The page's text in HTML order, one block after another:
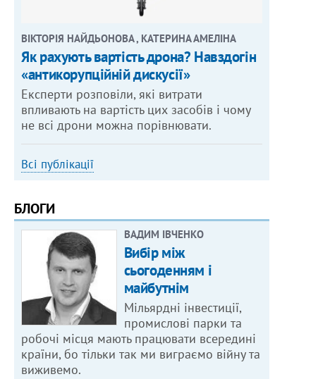
ВІКТОРІЯ НАЙДЬОНОВА , КАТЕРИНА АМЕЛІНА
Як рахують вартість дрона? Навздогін
«антикорупційній дискусії»
Експерти розповіли, які витрати
впливають на вартість цих засобів і чому
не всі дрони можна порівнювати.
Всі публікації
БЛОГИ
ВАДИМ ІВЧЕНКО
Вибір між
сьогоденням і
майбутнім
Мільярдні інвестиції,
промислові парки та
робочі місця мають працювати всередині
країни, бо тільки так ми виграємо війну та
виживемо.